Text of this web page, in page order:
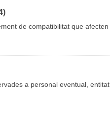
de compatibilitat que
a personal eventual,